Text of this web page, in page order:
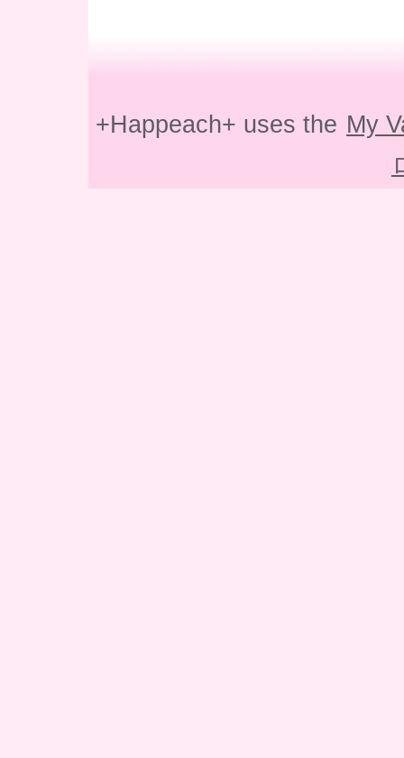
+Happeach+ uses the My